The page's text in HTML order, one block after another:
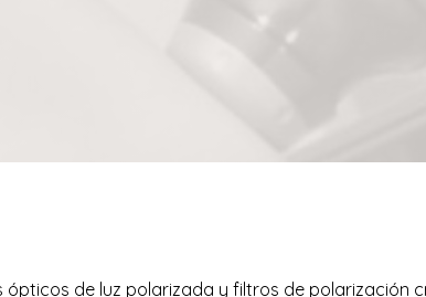
ópticos de luz polarizada y filtros de polarización